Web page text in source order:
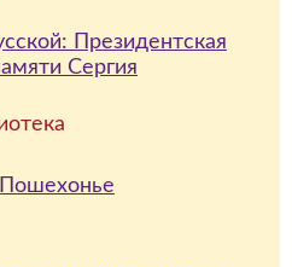
Президентская
Сергия